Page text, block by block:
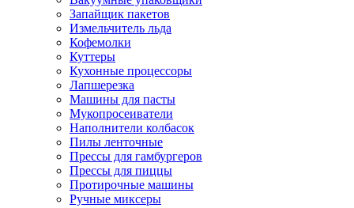
Запайщик пакетов
Измельчитель льда
Кофемолки
Куттеры
Кухонные процессоры
Лапшерезка
Машины для пасты
Мукопросеиватели
Наполнители колбасок
Пилы ленточные
Прессы для гамбургеров
Прессы для пиццы
Протирочные машины
Ручные миксеры